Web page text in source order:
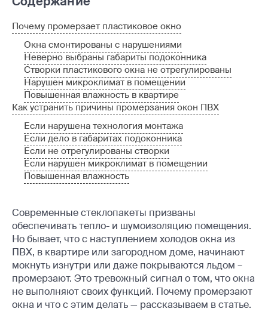
Почему промерзает пластиковое окно
Окна смонтированы с нарушениями
Неверно выбраны габариты подоконника
Створки пластикового окна не отрегулированы
Нарушен микроклимат в помещении
Повышенная влажность в квартире
Как устранить причины промерзания окон ПВХ
Если нарушена технология монтажа
Если дело в габаритах подоконника
Если не отрегулированы створки
Если нарушен микроклимат в помещении
Повышенная влажность
Современные стеклопакеты призваны
обеспечивать тепло- и шумоизоляцию помещения.
Но бывает, что с наступлением холодов окна из
ПВХ, в квартире или загородном доме, начинают
мокнуть изнутри или даже покрываются льдом –
промерзают. Это тревожный сигнал о том, что окна
не выполняют своих функций. Почему промерзают
окна и что с этим делать — рассказываем в статье.